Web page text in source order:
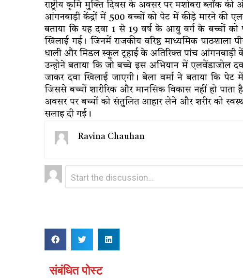
राष्ट्रीय कृमि मुक्ति दिवस के अवसर पर मशोबरा ब्लॉक
आंगनबाड़ी केंद्रों में 500 बच्चों को पेट में कीड़े मारने की
बताया कि यह दवा 1 से 19 वर्ष के आयु वर्ग के बच्चों
खिलाई गई। जिनमें राजकीय वरिष्ठ माध्यमिक पाठशाला
धाली और मिडल स्कूल ट्रहाई के अतिरिक्त पांच आंगनबाड़ी
उन्होने बताया कि जो बच्चे इस अभियान में एलवेंडाजोल
जाकर दवा खिलाई जाएगी। बेला वर्मा ने बताया कि
जिससे बच्चों शारीरिक और मानसिक विकास नहीं हो
अवसर पर बच्चों को संतुलित आहार लेने और शरीर को
सलाइ दी गई।
Ravina Chauhan
Leave
a
संबंधित पोस्ट